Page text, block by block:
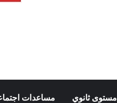
مساعدات مستوى ثانوي